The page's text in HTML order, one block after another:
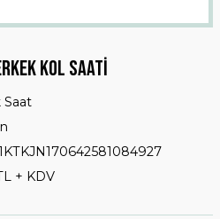
KOL SAATİ
+ KDV